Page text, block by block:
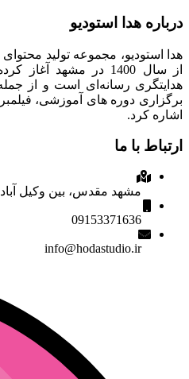
درباره هدا استودیو
هدا استودیو، مجموعه تولید
از سال 1400 در مشهد
هدایتگری رسانه‌ای است و از
برگزاری دوره های آموزشی،
اشاره کرد.
ارتباط با ما
مشهد مقدس، بین وکیل آباد 48 و 50، پلاک 908 (1100)
info@hodastudio.ir